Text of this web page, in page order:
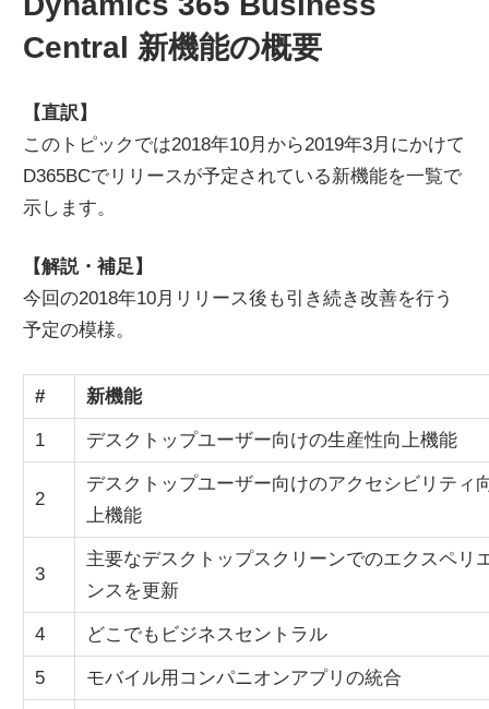
Central 新機能の概要
【直訳】
このトピックでは2018年10月から2019年3月にかけて
D365BCでリリースが予定されている新機能を一覧で
示します。
【解説・補足】
今回の2018年10月リリース後も引き続き改善を行う
予定の模様。
# 新機能
1 デスクトップユーザー向けの生産性向上機能
2
デスクトップユーザー向けのアクセシビリティ
上機能
3
主要なデスクトップスクリーンでのエクスペリ
ンスを更新
4 どこでもビジネスセントラル
5 モバイル用コンパニオンアプリの統合